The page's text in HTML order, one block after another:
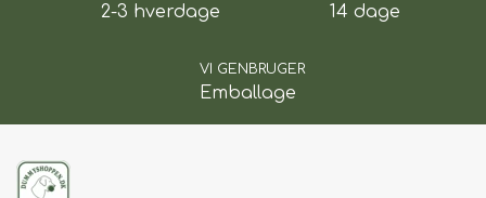
2-3 hverdage 14 dage
VI GENBRUGER
Emballage